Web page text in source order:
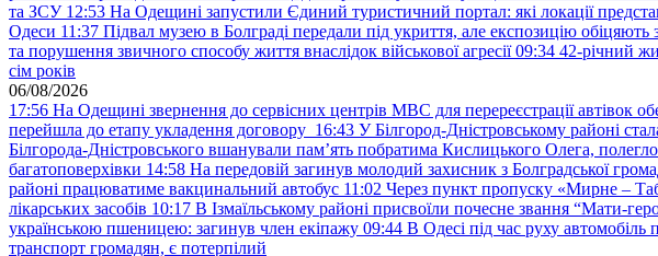
та ЗСУ 12:53 На Одещині запустили Єдиний туристичний портал: які локації
Одеси 11:37 Підвал музею в Болграді передали під укриття, але експозицію обіцяють
та порушення звичного способу життя внаслідок військової агресії 09:34 42-річний
сім років
06/08/2026
17:56 На Одещині звернення до сервісних центрів МВС для перереєстрації автівок
перейшла до етапу укладення договору 16:43 У Білгород-Дністровському районі
Білгорода-Дністровського вшанували пам’ять побратима Кислицького Олега,
багатоповерхівки 14:58 На передовій загинув молодий захисник з Болградської
районі працюватиме вакцинальний автобус 11:02 Через пункт пропуску «Мирне –
лікарських засобів 10:17 В Ізмаїльському районі присвоїли почесне звання “Мати-
українською пшеницею: загинув член екіпажу 09:44 В Одесі під час руху автомобіль
транспорт громадян, є потерпілий